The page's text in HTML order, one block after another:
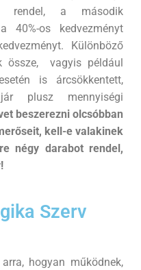
rendel, a második
40%-os kedvezményt
Különböző
össze, vagyis például
is árcsökkentett,
plusz mennyiségi
beszerezni olcsóbban
kell-e valakinek
négy darabot rendel,
Szerv
hogyan működnek,